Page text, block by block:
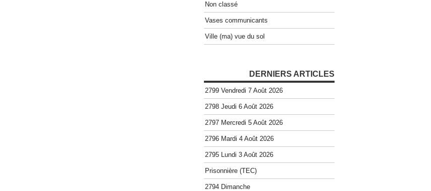
Non classé
Vases communicants
Ville (ma) vue du sol
DERNIERS ARTICLES
2799 Vendredi 7 Août 2026
2798 Jeudi 6 Août 2026
2797 Mercredi 5 Août 2026
2796 Mardi 4 Août 2026
2795 Lundi 3 Août 2026
Prisonnière (TEC)
2794 Dimanche